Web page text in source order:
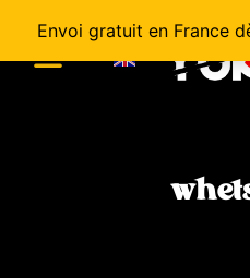
Envoi gratuit en France